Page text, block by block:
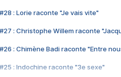
#28 : Lorie raconte "Je vais vite"
#27 : Christophe Willem raconte
#26 : Chimène Badi raconte "Entre
#25 : Indochine raconte "3e sexe"